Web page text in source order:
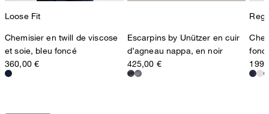
Loose Fit
Chemisier en twill de viscose
et soie, bleu foncé
360,00 €
Escarpins by Unützer en cuir
d’agneau nappa, en noir
425,00 €